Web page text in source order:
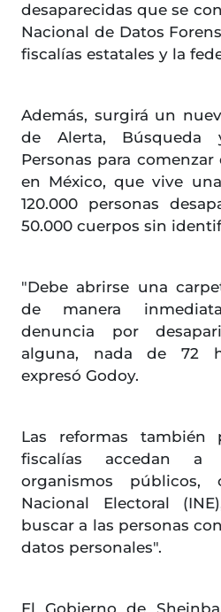
desaparecidas que se
Nacional de Datos
fiscalías estatales y la
Además, surgirá un
de Alerta, Búsqueda
Personas para
en México, que vive
120.000 personas
50.000 cuerpos sin
"Debe abrirse una
de manera
denuncia por
alguna, nada de 72
expresó Godoy.
Las reformas también
fiscalías accedan
organismos
Nacional Electoral
buscar a las personas
datos personales".